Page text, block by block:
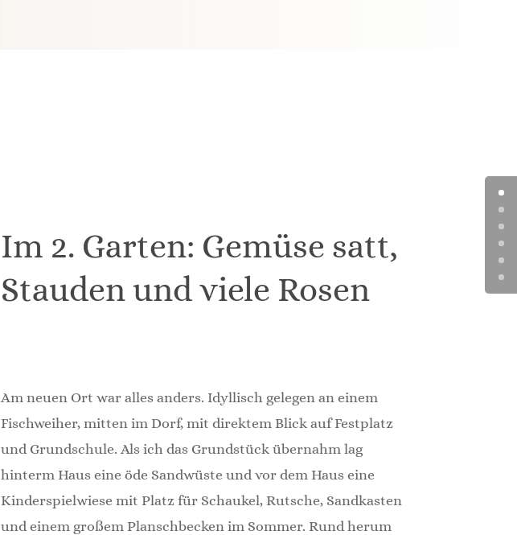
Im 2. Garten: Gemüse satt,
Stauden und viele Rosen
Am neuen Ort war alles anders. Idyllisch gelegen an einem
Fischweiher, mitten im Dorf, mit direktem Blick auf Festplatz
und Grundschule. Als ich das Grundstück übernahm lag
hinterm Haus eine öde Sandwüste und vor dem Haus eine
Kinderspielwiese mit Platz für Schaukel, Rutsche, Sandkasten
und einem großem Planschbecken im Sommer. Rund herum